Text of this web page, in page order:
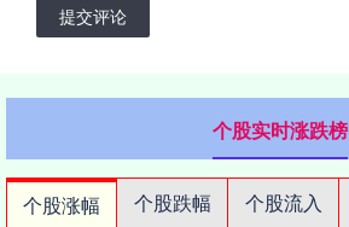
提交评论
个股实时涨跌榜
个股涨幅 个股跌幅 个股流入